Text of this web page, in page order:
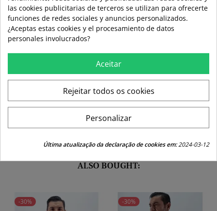
local_shippingmié 12 ago – vie 14 ago
Envío estándar
Derecho de devolución de 15 días
ALSO BOUGHT:
-30% -30%
las cookies publicitarias de terceros se utilizan para ofrecerte
funciones de redes sociales y anuncios personalizados.
¿Aceptas estas cookies y el procesamiento de datos
personales involucrados?
Aceitar
Rejeitar todos os cookies
Personalizar
Última atualização da declaração de cookies em:2024-03-12